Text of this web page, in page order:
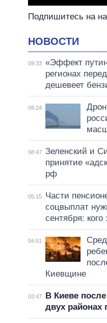
Подпишитесь на
НОВОСТИ
09:33 «Эффект
регионах
дешевеет
09:24
08:47 Зеленский и
принятие
рф
05:15
Части
соцвыплат
сентября: кого
04:51
Киевщине
03:47
В Киеве
двух